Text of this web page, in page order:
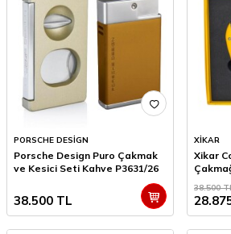
PORSCHE DESİGN
Porsche Design Puro Çakmak
ve Kesici Seti Kahve P3631/26
38.500 TL
XİKAR
Xikar
38.500